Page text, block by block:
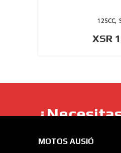
125CC
XSR
MOTOS AUSIÓ